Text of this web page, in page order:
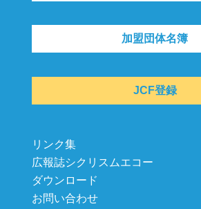
加盟団体名簿
JCF登録
リンク集
広報誌シクリスムエコー
ダウンロード
お問い合わせ